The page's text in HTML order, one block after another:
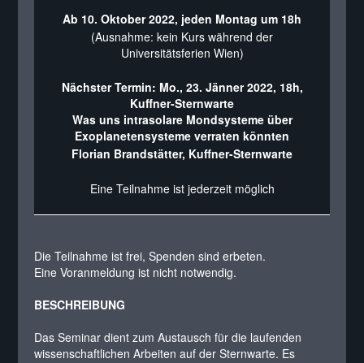
Ab 10. Oktober 2022, jeden Montag um 18h
(Ausnahme: kein Kurs während der
Universitätsferien Wien)
Nächster Termin: Mo., 23. Jänner 2022, 18h,
Kuffner-Sternwarte
Was uns intrasolare Mondsysteme über
Exoplanetensysteme verraten könnten
Florian Brandstätter, Kuffner-Sternwarte
Eine Teilnahme ist jederzeit möglich
Die Teilnahme ist frei, Spenden sind erbeten.
Eine Voranmeldung ist nicht notwendig.
BESCHREIBUNG
Das Seminar dient zum Austausch für die laufenden
wissenschaftlichen Arbeiten auf der Sternwarte. Es